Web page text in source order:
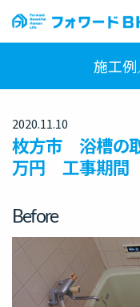
施工
2020.11.10
枚方市 浴槽
万円 工事期間
Before